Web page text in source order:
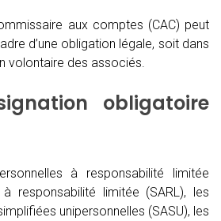
aux comptes (CAC) peut
d’une obligation légale, soit dans
volontaire des associés.
obligatoire
à responsabilité limitée
responsabilité limitée (SARL), les
unipersonnelles (SASU), les